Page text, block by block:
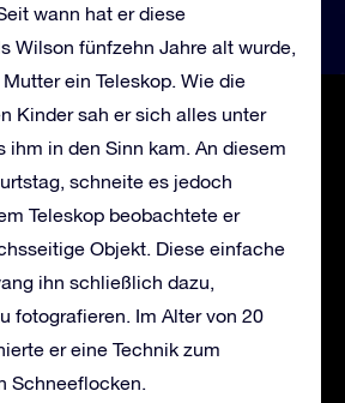
wann hat er diese
Wilson fünfzehn Jahre alt wurde,
ein Teleskop. Wie die
Kinder sah er sich alles unter
ihm in den Sinn kam. An diesem
schneite es jedoch
Teleskop beobachtete er
Objekt. Diese einfache
ihn schließlich dazu,
fotografieren. Im Alter von 20
er eine Technik zum
Schneeflocken.